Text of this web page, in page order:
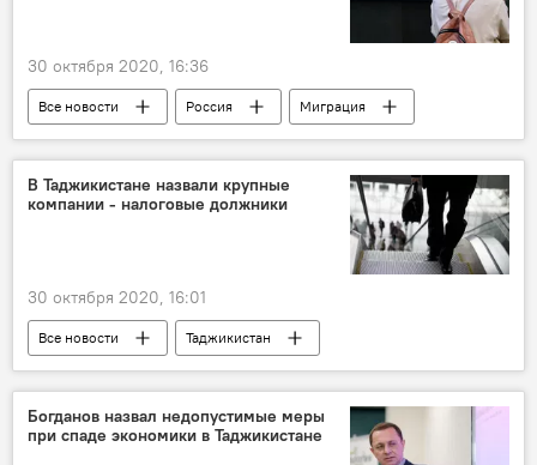
30 октября 2020, 16:36
Все новости Россия
Миграция
Москва
лечение
Коронавирус: опасное заболевание в России и мире
Новости мигрантов из Центральной Азии в России
В Таджикистане назвали крупные
компании - налоговые должники
30 октября 2020, 16:01
Все новости
Таджикистан
Экономика
налог
Богданов назвал недопустимые меры
при спаде экономики в Таджикистане